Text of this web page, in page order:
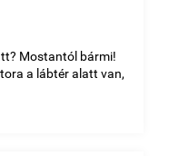
Mostantól bármi!
a lábtér alatt van,